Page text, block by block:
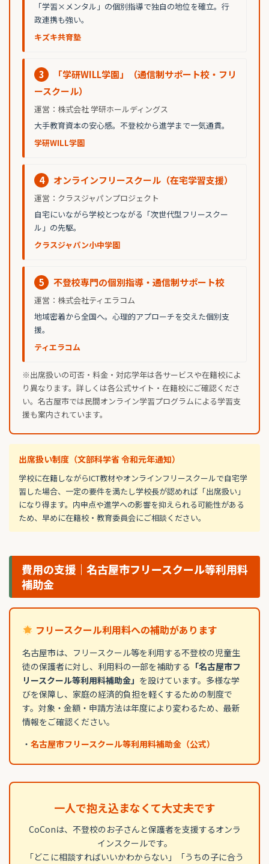
「学習×メンタル」の個別指導で独自の地位を確立。行
政連携も強い。
キズキ共育塾
3
「学研WILL学園」（通信制サポート校・フリ
ースクール）
運営：株式会社 学研ホールディングス
大手教育資本の安心感。不登校から進学まで一気通貫。
学研WILL学園
4 オンラインフリースクール（在宅学習支援）
運営：クラスジャパンプロジェクト
自宅にいながら学校とつながる「次世代型フリースクー
ル」の先駆。
クラスジャパン小中学園
5 不登校専門の個別指導・通信制サポート校
運営：株式会社ティエラコム
地域密着から全国へ。心理的アプローチを交えた個別支
援。
ティエラコム
※出席扱いの可否・料金・対応学年は各サービスや在籍校によ
り異なります。詳しくは各公式サイト・在籍校にご確認くださ
い。名古屋市では民間オンライン学習プログラムによる学習支
援も案内されています。
出席扱い制度（文部科学省 令和元年通知）
学校に在籍しながらICT教材やオンラインフリースクールで自宅学
習した場合、一定の要件を満たし学校長が認めれば「出席扱い」
になり得ます。内申点や進学への影響を抑えられる可能性がある
ため、早めに在籍校・教育委員会にご相談ください。
費用の支援｜名古屋市フリースクール等利用料
補助金
フリースクール利用料への補助があります
名古屋市は、フリースクール等を利用する不登校の児童生
徒の保護者に対し、利用料の一部を補助する 「名古屋市フ
リースクール等利用料補助金」 を設けています。多様な学
びを保障し、家庭の経済的負担を軽くするための制度で
す。対象・金額・申請方法は年度により変わるため、最新
情報をご確認ください。
・ 名古屋市フリースクール等利用料補助金（公式）
一人で抱え込まなくて大丈夫です
CoConは、不登校のお子さんと保護者を支援するオンラ
インスクールです。
「どこに相談すればいいかわからない」「うちの子に合う